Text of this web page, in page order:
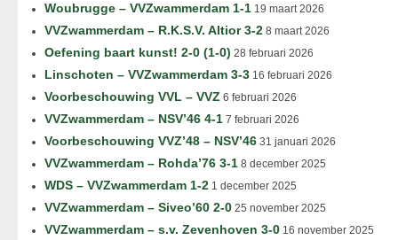
Woubrugge – VVZwammerdam 1-1 19 maart 2026
VVZwammerdam – R.K.S.V. Altior 3-2 8 maart 2026
Oefening baart kunst! 2-0 (1-0) 28 februari 2026
Linschoten – VVZwammerdam 3-3 16 februari 2026
Voorbeschouwing VVL – VVZ 6 februari 2026
VVZwammerdam – NSV’46 4-1 7 februari 2026
Voorbeschouwing VVZ’48 – NSV’46 31 januari 2026
VVZwammerdam – Rohda’76 3-1 8 december 2025
WDS – VVZwammerdam 1-2 1 december 2025
VVZwammerdam – Siveo’60 2-0 25 november 2025
VVZwammerdam – s.v. Zevenhoven 3-0 16 november 2025